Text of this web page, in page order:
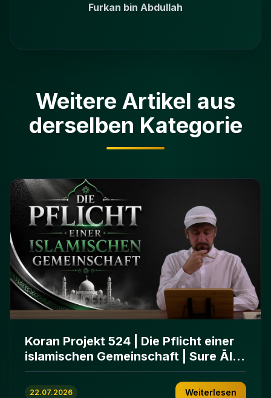
Furkan bin Abdullah
Weitere Artikel aus
derselben Kategorie
Koran Projekt 524 | Die Pflicht einer
islamischen Gemeinschaft | Sure Āl
ʿImrān 103-112
22.07.2026 Weiterlesen